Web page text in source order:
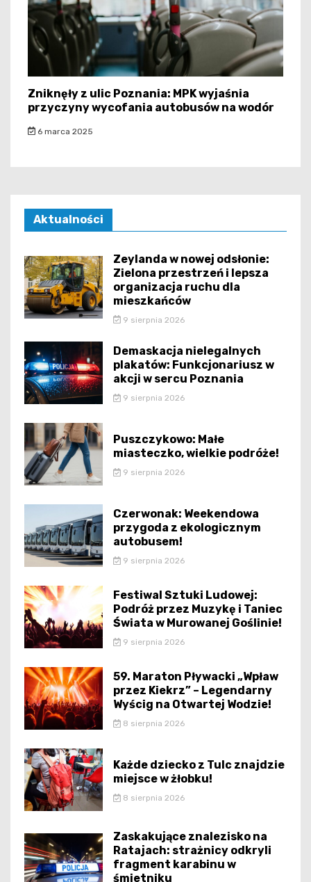
Zniknęły z ulic Poznania: MPK wyjaśnia
przyczyny wycofania autobusów na wodór
6 marca 2025
Aktualności
Zeylanda w nowej odsłonie:
Zielona przestrzeń i lepsza
organizacja ruchu dla
mieszkańców
9 sierpnia 2026
Demaskacja nielegalnych
plakatów: Funkcjonariusz w
akcji w sercu Poznania
9 sierpnia 2026
Puszczykowo: Małe
miasteczko, wielkie podróże!
9 sierpnia 2026
Czerwonak: Weekendowa
przygoda z ekologicznym
autobusem!
9 sierpnia 2026
Festiwal Sztuki Ludowej:
Podróż przez Muzykę i Taniec
Świata w Murowanej Goślinie!
9 sierpnia 2026
59. Maraton Pływacki „Wpław
przez Kiekrz” – Legendarny
Wyścig na Otwartej Wodzie!
8 sierpnia 2026
Każde dziecko z Tulc znajdzie
miejsce w żłobku!
8 sierpnia 2026
Zaskakujące znalezisko na
Ratajach: strażnicy odkryli
fragment karabinu w
śmietniku